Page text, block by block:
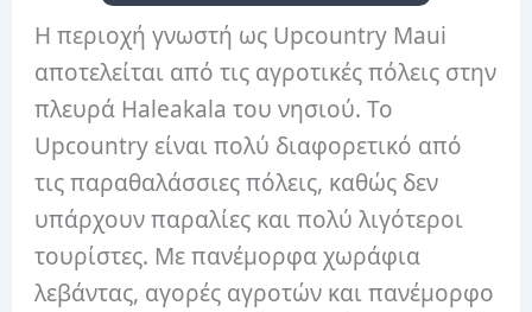
Η περιοχή γνωστή ως Upcountry Maui
αποτελείται από τις αγροτικές πόλεις στην
πλευρά Haleakala του νησιού. Το
Upcountry είναι πολύ διαφορετικό από
τις παραθαλάσσιες πόλεις, καθώς δεν
υπάρχουν παραλίες και πολύ λιγότεροι
τουρίστες. Με πανέμορφα χωράφια
λεβάντας, αγορές αγροτών και πανέμορφο